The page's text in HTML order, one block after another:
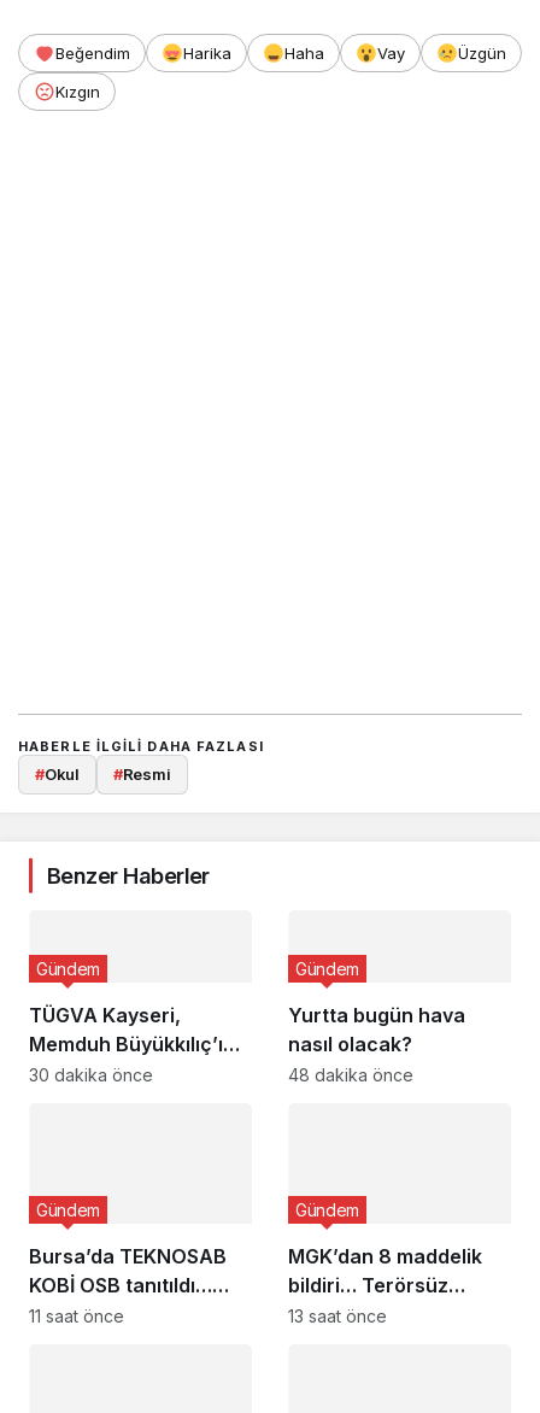
Beğendim Harika Haha Vay
Üzgün
Kızgın
HABERLE ILGILI DAHA FAZLASI
#Okul #Resmi
Benzer Haberler
TÜGVA Kayseri,
Memduh Büyükkılıç’ı
ağırladı
Gündem
30 dakika önce
Yurtta bugün hava
nasıl olacak?
Gündem
48 dakika önce
Bursa’da TEKNOSAB
KOBİ OSB tanıtıldı…
Bursa’nın kalkınma
Gündem
11 saat önce
MGK’dan 8 maddelik
bildiri… Terörsüz
Türkiye, bölgesel
Gündem
13 saat önce